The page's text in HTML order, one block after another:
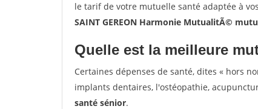
le tarif de votre mutuelle santé adaptée à
SAINT GEREON Harmonie MutualitÃ©
Quelle est la meilleure
Certaines dépenses de santé, dites « hors
implants dentaires, l'ostéopathie,
santé sénior.